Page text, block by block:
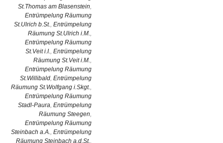
St.Thomas am Blasenstein,
Entrümpelung Räumung
St.Ulrich b.St., Entrümpelung
Räumung St.Ulrich i.M.,
Entrümpelung Räumung
St.Veit i.I., Entrümpelung
Räumung St.Veit i.M.,
Entrümpelung Räumung
St.Willibald, Entrümpelung
Räumung St.Wolfgang i.Skgt.,
Entrümpelung Räumung
Stadl-Paura, Entrümpelung
Räumung Steegen,
Entrümpelung Räumung
Steinbach a.A., Entrümpelung
Räumung Steinbach a.d.St.,